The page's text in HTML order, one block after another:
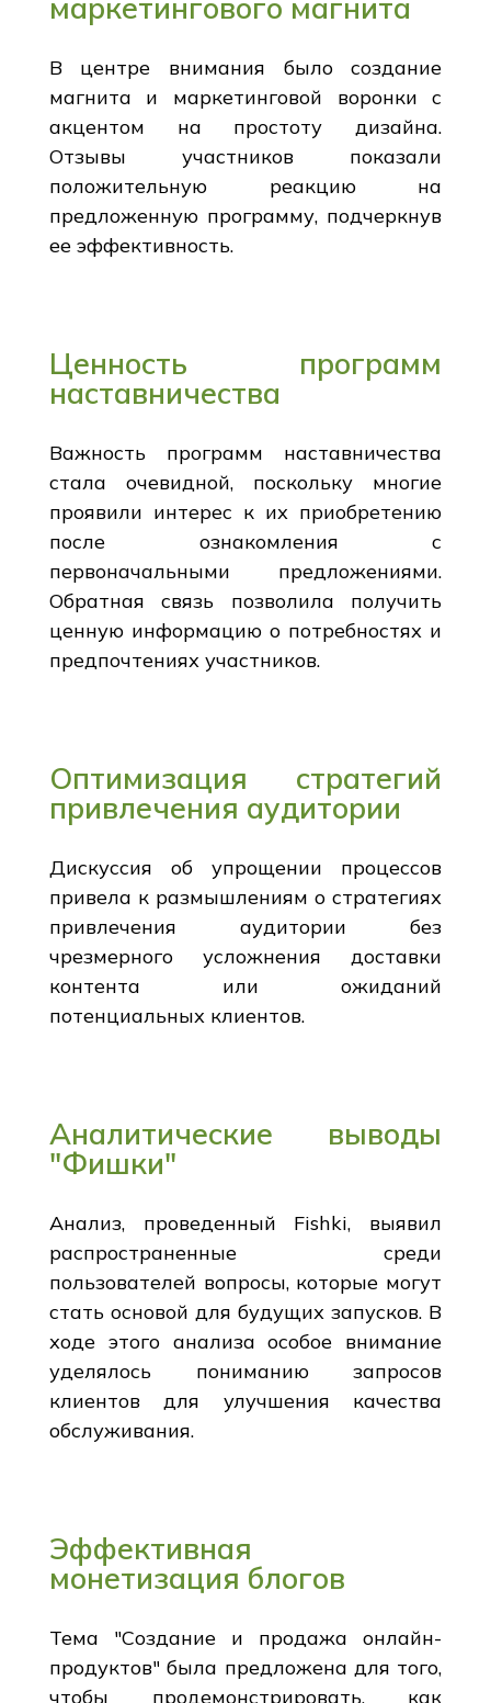
В центре внимания было создание
магнита и маркетинговой воронки с
акцентом на простоту дизайна.
Отзывы участников показали
положительную реакцию на
предложенную программу, подчеркнув
ее эффективность.
Ценность программ
наставничества
Важность программ наставничества
стала очевидной, поскольку многие
проявили интерес к их приобретению
после ознакомления с
первоначальными предложениями.
Обратная связь позволила получить
ценную информацию о потребностях и
предпочтениях участников.
Оптимизация стратегий
привлечения аудитории
Дискуссия об упрощении процессов
привела к размышлениям о стратегиях
привлечения аудитории без
чрезмерного усложнения доставки
контента или ожиданий
потенциальных клиентов.
Аналитические выводы
"Фишки"
Анализ, проведенный Fishki, выявил
распространенные среди
пользователей вопросы, которые могут
стать основой для будущих запусков. В
ходе этого анализа особое внимание
уделялось пониманию запросов
клиентов для улучшения качества
обслуживания.
Эффективная
монетизация блогов
Тема "Создание и продажа онлайн-
продуктов" была предложена для того,
чтобы продемонстрировать, как